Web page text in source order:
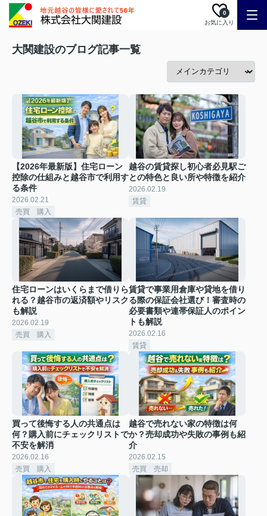
お気に入り
0
大関建設のブログ記事一覧
【2026年最新版】住宅ローン
控除の仕組みと越谷市で利用す
る条件
2026.02.21
売買 購入
越谷の賃貸探し初心者必見駅ご
との特色と良い所や特徴を紹介
2026.02.19
賃貸
住宅ローンはいくらまで借りら
れる？越谷市の返済額やリスク
も解説
2026.02.19
売買 購入
賃貸で事業用倉庫や貸地を借り
る際の保証会社選び！審査時の
必要書類や連帯保証人のポイン
トも解説
2026.02.16
賃貸
買って後悔する人の共通点は
何？購入前にチェックリストで
不安を解消
2026.02.16
売買 購入
越谷で売れない家の特徴は何
か？売却成功や失敗の事例も紹
介
2026.02.15
売買 売却